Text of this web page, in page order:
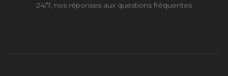
24/7, nos réponses aux questions fréquentes